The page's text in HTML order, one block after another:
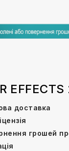
доставка
грошей